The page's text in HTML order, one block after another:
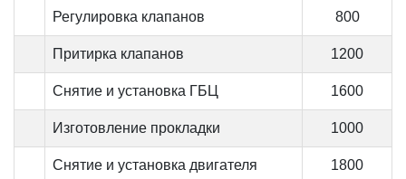
Регулировка клапанов 800
Притирка клапанов 1200
Снятие и установка ГБЦ 1600
Изготовление прокладки 1000
Снятие и установка двигателя 1800